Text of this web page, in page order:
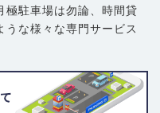
駐車場は勿論、 時間貸
うな様々な専門サービス